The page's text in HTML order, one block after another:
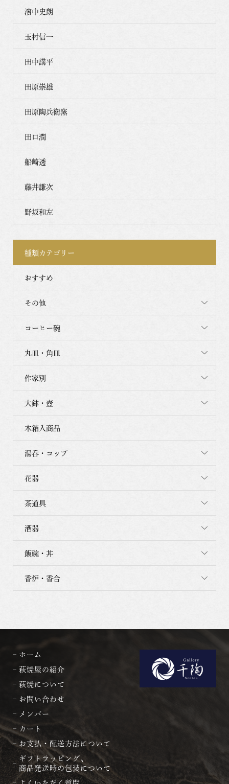
濱中史朗
玉村信一
田中講平
田原崇雄
田原陶兵衛窯
田口潤
船崎透
藤井謙次
野坂和左
種類カテゴリー
おすすめ
その他
コーヒー碗
丸皿・角皿
作家別
大鉢・壺
木箱入商品
湯呑・コップ
花器
茶道具
酒器
飯碗・丼
香炉・香合
ホーム
萩焼屋の紹介
萩焼について
お問い合わせ
メンバー
カート
お支払・配送方法について
ギフトラッピング、
商品発送時の包装について